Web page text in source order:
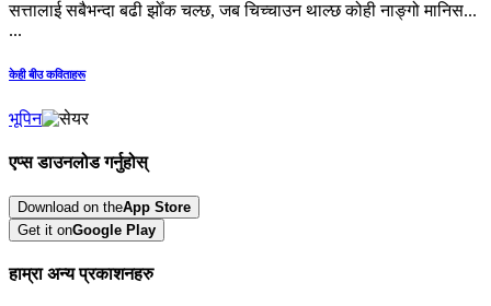
सत्तालाई सबैभन्दा बढी झोँक चल्छ, जब चिच्चाउन थाल्छ कोही नाङ्गो मानिस...
...
केही बीउ कविताहरू
भूपिन
एप्स डाउनलोड गर्नुहोस्
Download on theApp Store
Get it onGoogle Play
हाम्रा अन्य प्रकाशनहरु